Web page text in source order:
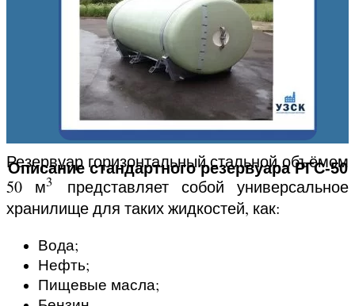
Описание стандартного резервуара РГС-50
Резервуар горизонтальный стальной объёмом
50 м3
представляет собой универсальное
хранилище для таких жидкостей, как:
Вода;
Нефть;
Пищевые масла;